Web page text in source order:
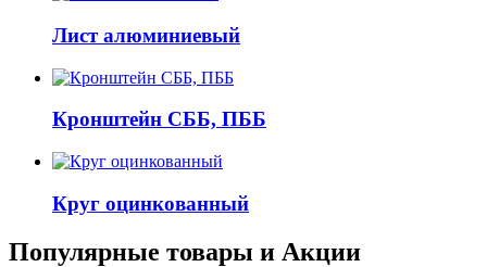
Лист алюминиевый
Кронштейн СББ, ПББ
Круг оцинкованный
Популярные товары и Акции